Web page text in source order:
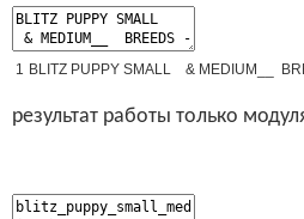
1 BLITZ PUPPY SMALL & MEDIUM__
результат работы только